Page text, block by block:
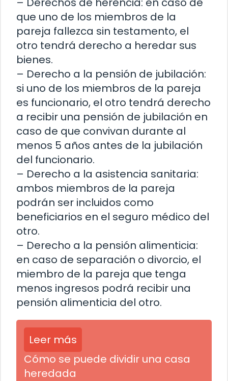
que uno de los miembros de la
pareja fallezca sin testamento, el
otro tendrá derecho a heredar sus
bienes.
– Derecho a la pensión de jubilación:
si uno de los miembros de la pareja
es funcionario, el otro tendrá derecho
a recibir una pensión de jubilación en
caso de que convivan durante al
menos 5 años antes de la jubilación
del funcionario.
– Derecho a la asistencia sanitaria:
ambos miembros de la pareja
podrán ser incluidos como
beneficiarios en el seguro médico del
otro.
– Derecho a la pensión alimenticia:
en caso de separación o divorcio, el
miembro de la pareja que tenga
menos ingresos podrá recibir una
pensión alimenticia del otro.
Leer más
Cómo se puede dividir una casa
heredada